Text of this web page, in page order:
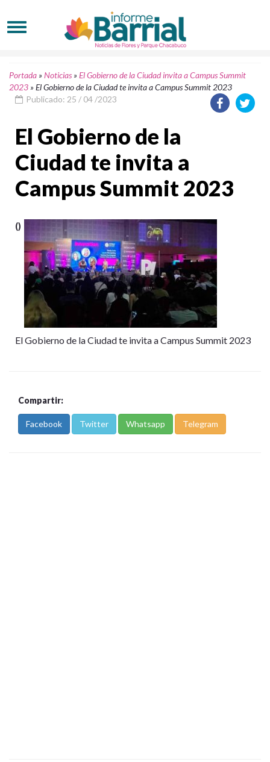
Portada »Noticias »El Gobierno de la Ciudad invita a Campus Summit
2023 »El Gobierno de la Ciudad te invita a Campus Summit 2023
Publicado: 25 / 04 /2023
El Gobierno de la
Ciudad te invita a
Campus Summit 2023
()
El Gobierno de la Ciudad te invita a Campus Summit 2023
Compartir:
Facebook Twitter Whatsapp Telegram